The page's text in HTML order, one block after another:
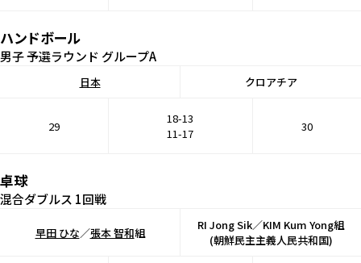
ハンドボール
男子 予選ラウンド グループA
日本 クロアチア
29
18-13
11-17
30
卓球
混合ダブルス 1回戦
早田 ひな／張本 智和組
RI Jong Sik／KIM Kum Yong組
(朝鮮民主主義人民共和国)